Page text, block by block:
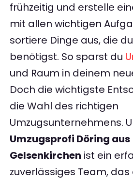
frühzeitig und erstelle
mit allen wichtigen
sortiere Dinge aus, die
benötigst. So sparst du
und Raum in deinem
Doch die wichtigste
die Wahl des richtigen
Umzugsunternehmens.
Umzugsprofi Döring aus
Gelsenkirchen ist ein
zuverlässiges Team, das